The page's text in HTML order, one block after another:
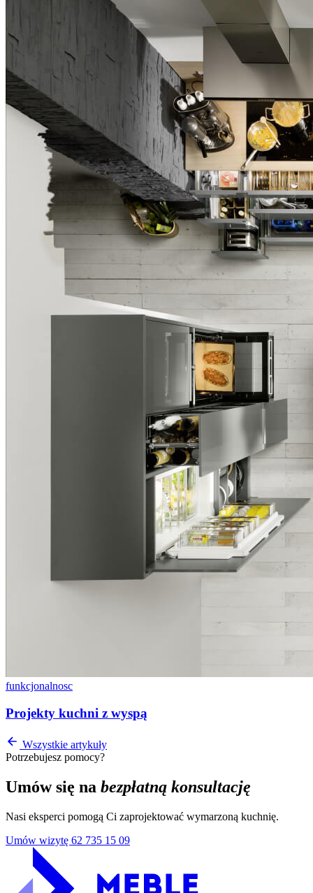
funkcjonalnosc
Projekty kuchni z wyspą
Wszystkie artykuły
Potrzebujesz pomocy?
Umów się na bezpłatną konsultację
Nasi eksperci pomogą Ci zaprojektować wymarzoną kuchnię.
Umów wizytę 62 735 15 09